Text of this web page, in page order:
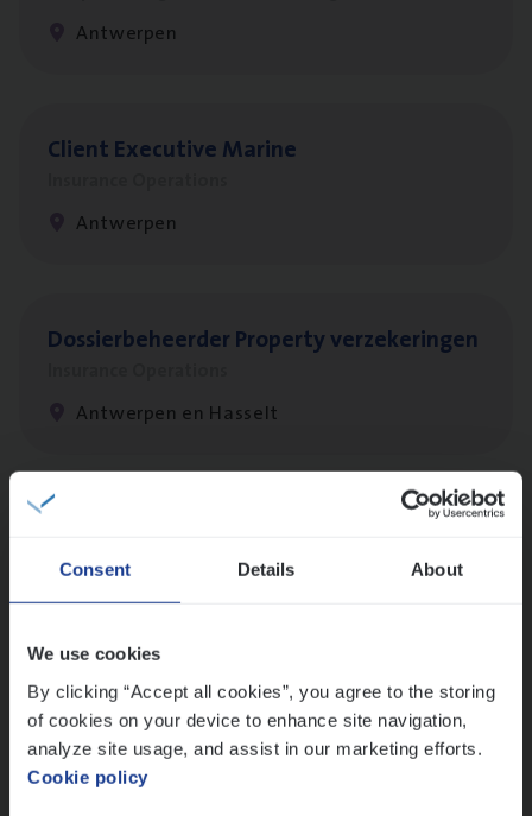
Consent Details About
We use cookies
By clicking “Accept all cookies”, you agree to the storing
of cookies on your device to enhance site navigation,
analyze site usage, and assist in our marketing efforts.
Cookie policy
Antwerpen
Client Exe­cu­ti­ve Marine
Antwerpen
Dos­sier­be­heer­der Pro­per­ty verzekeringen
Antwerpen en Hasselt
Dos­sier­be­heer­der Onder­ne­min­gen Van­b­
re­da Huys­mans — Mechelen
(Agi­le)ITPro­ject Manager
IT, Change & Innovation